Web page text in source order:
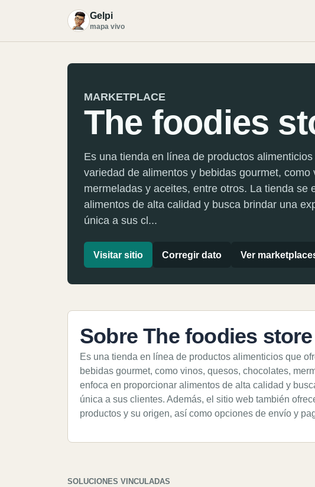
G Gelpi
mapa vivo
MARKETPLACE
The foodies
Es una tienda en línea de productos
variedad de alimentos y bebidas gourmet, como
mermeladas y aceites, entre otros. La tienda se
alimentos de alta calidad y busca brindar una
única a sus cl...
Visitar sitio Corregir dato Ver
Sobre The foodies store
Es una tienda en línea de productos alimenticios que
bebidas gourmet, como vinos, quesos, chocolates,
enfoca en proporcionar alimentos de alta calidad y
única a sus clientes. Además, el sitio web también
productos y su origen, así como opciones de envío y
SOLUCIONES VINCULADAS